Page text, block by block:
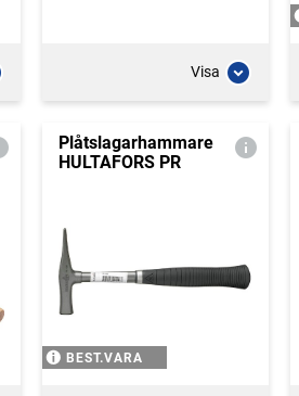
Visa
Plåtslagarhammare
HULTAFORS PR
BEST.VARA